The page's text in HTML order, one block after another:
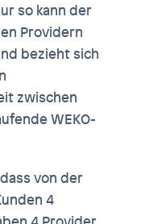
so kann der
Providern
bezieht sich
zwischen
WEKO-
von der
4